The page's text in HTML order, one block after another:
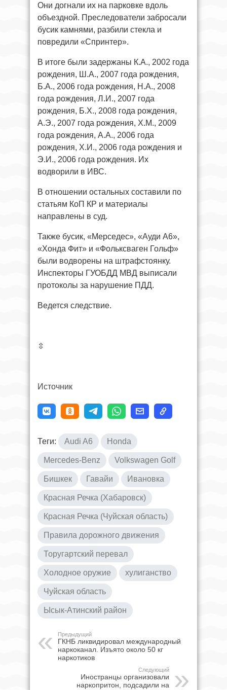
Они догнали их на парковке вдоль
объездной. Преследователи забросали
бусик камнями, разбили стекла и
повредили «Спринтер».
В итоге были задержаны К.А., 2002 года
рождения, Ш.А., 2007 года рождения,
Б.А., 2006 года рождения, Н.А., 2008
года рождения, Л.И., 2007 года
рождения, Б.Х., 2008 года рождения,
А.Э., 2007 года рождения, Х.М., 2009
года рождения, А.А., 2006 года
рождения, Х.И., 2006 года рождения и
Э.И., 2006 года рождения. Их
водворили в ИВС.
В отношении остальных составили по
статьям КоП КР и материалы
направлены в суд.
Также бусик, «Мерседес», «Ауди А6»,
«Хонда Фит» и «Фольксваген Гольф»
были водворены на штрафстоянку.
Инспекторы ГУОБДД МВД выписали
протоколы за нарушение ПДД.
Ведется следствие.
⇳
Источник
Теги: Audi A6 Honda
Mercedes-Benz Volkswagen Golf
Бишкек Гавайи Ивановка
Красная Речка (Хабаровск)
Красная Речка (Чуйская область)
Правила дорожного движения
Торугартский перевал
Холодное оружие хулиганство
Чуйская область
Ысык-Атинский район
Предыдущий
ГКНБ ликвидировал международный
наркоканал. Изъято около 50 кг
наркотиков
Следующий
Иностранцы организовали
наркопритон, подсадили на